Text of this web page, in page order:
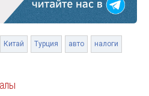
Китай Турция авто налоги